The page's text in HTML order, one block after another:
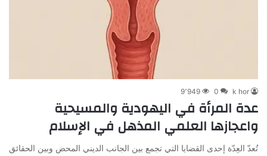
k hor
0 9٬949
عدة المرأة في اليهودية والمسيحية
واعجازها العلمي المذهل في الإسلام
تُعدّ العِدّة إحدى القضايا التي تجمع بين الجانب الديني المحض وبين الحقائق